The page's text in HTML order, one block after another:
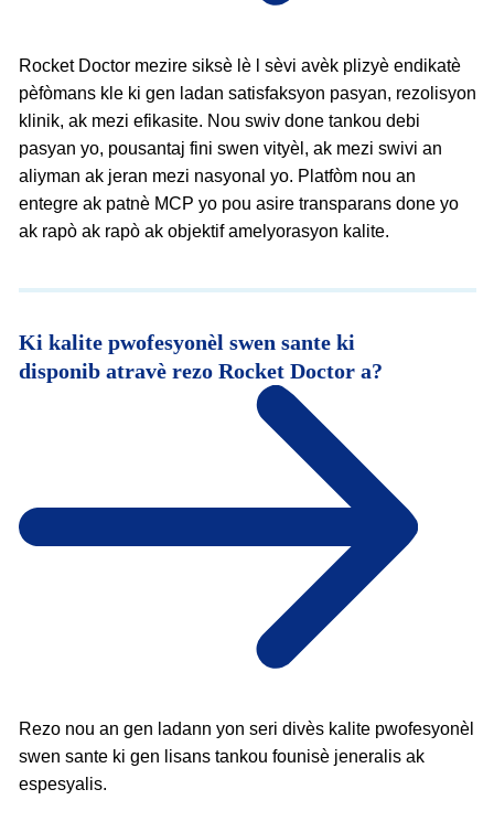
Rocket Doctor mezire siksè lè l sèvi avèk plizyè endikatè
pèfòmans kle ki gen ladan satisfaksyon pasyan, rezolisyon
klinik, ak mezi efikasite. Nou swiv done tankou debi
pasyan yo, pousantaj fini swen vityèl, ak mezi swivi an
aliyman ak jeran mezi nasyonal yo. Platfòm nou an
entegre ak patnè MCP yo pou asire transparans done yo
ak rapò ak rapò ak objektif amelyorasyon kalite.
Ki kalite pwofesyonèl swen sante ki
disponib atravè rezo Rocket Doctor a?
Rezo nou an gen ladann yon seri divès kalite pwofesyonèl
swen sante ki gen lisans tankou founisè jeneralis ak
espesyalis.